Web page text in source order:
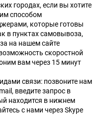
городах, если вы хотите
способом
которые готовы
в пунктах самовывоза,
на нашем сайте
скоростной
вам через 15 минут
связи: позвоните нам
введите запрос в
находится в нижнем
с нами через Skype